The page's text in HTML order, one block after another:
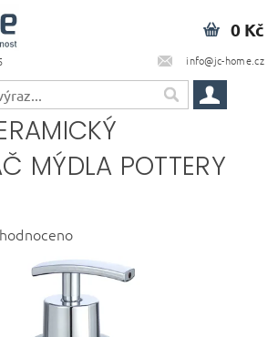
info@jc-home.cz
0 Kč
MÝDLA POTTERY